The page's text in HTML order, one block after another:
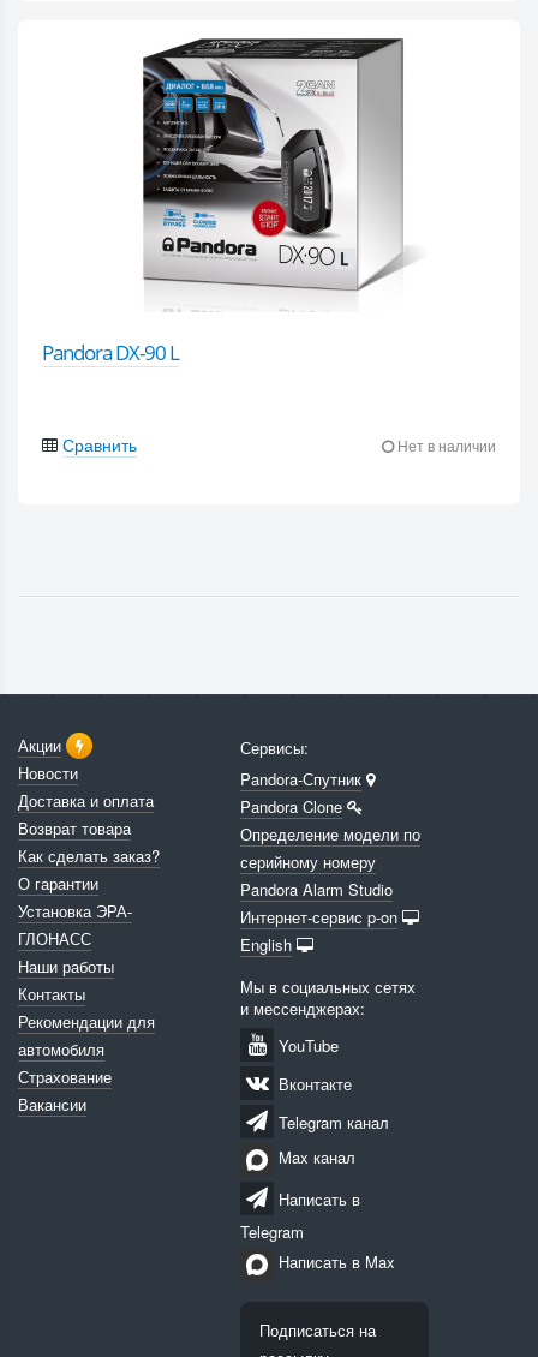
Pandora DX-90 L
Сравнить Нет в наличии
Акции
Новости
Доставка и оплата
Возврат товара
Как сделать заказ?
О гарантии
Установка ЭРА-
ГЛОНАСС
Наши работы
Контакты
Рекомендации для
автомобиля
Страхование
Вакансии
Сервисы:
Pandora-Спутник
Pandora Clone
Определение модели по
серийному номеру
Pandora Alarm Studio
Интернет-сервис p-on
English
Мы в социальных сетях
и мессенджерах:
YouTube
Вконтакте
Telegram канал
Max канал
Написать в
Telegram
Написать в Max
Подписаться на